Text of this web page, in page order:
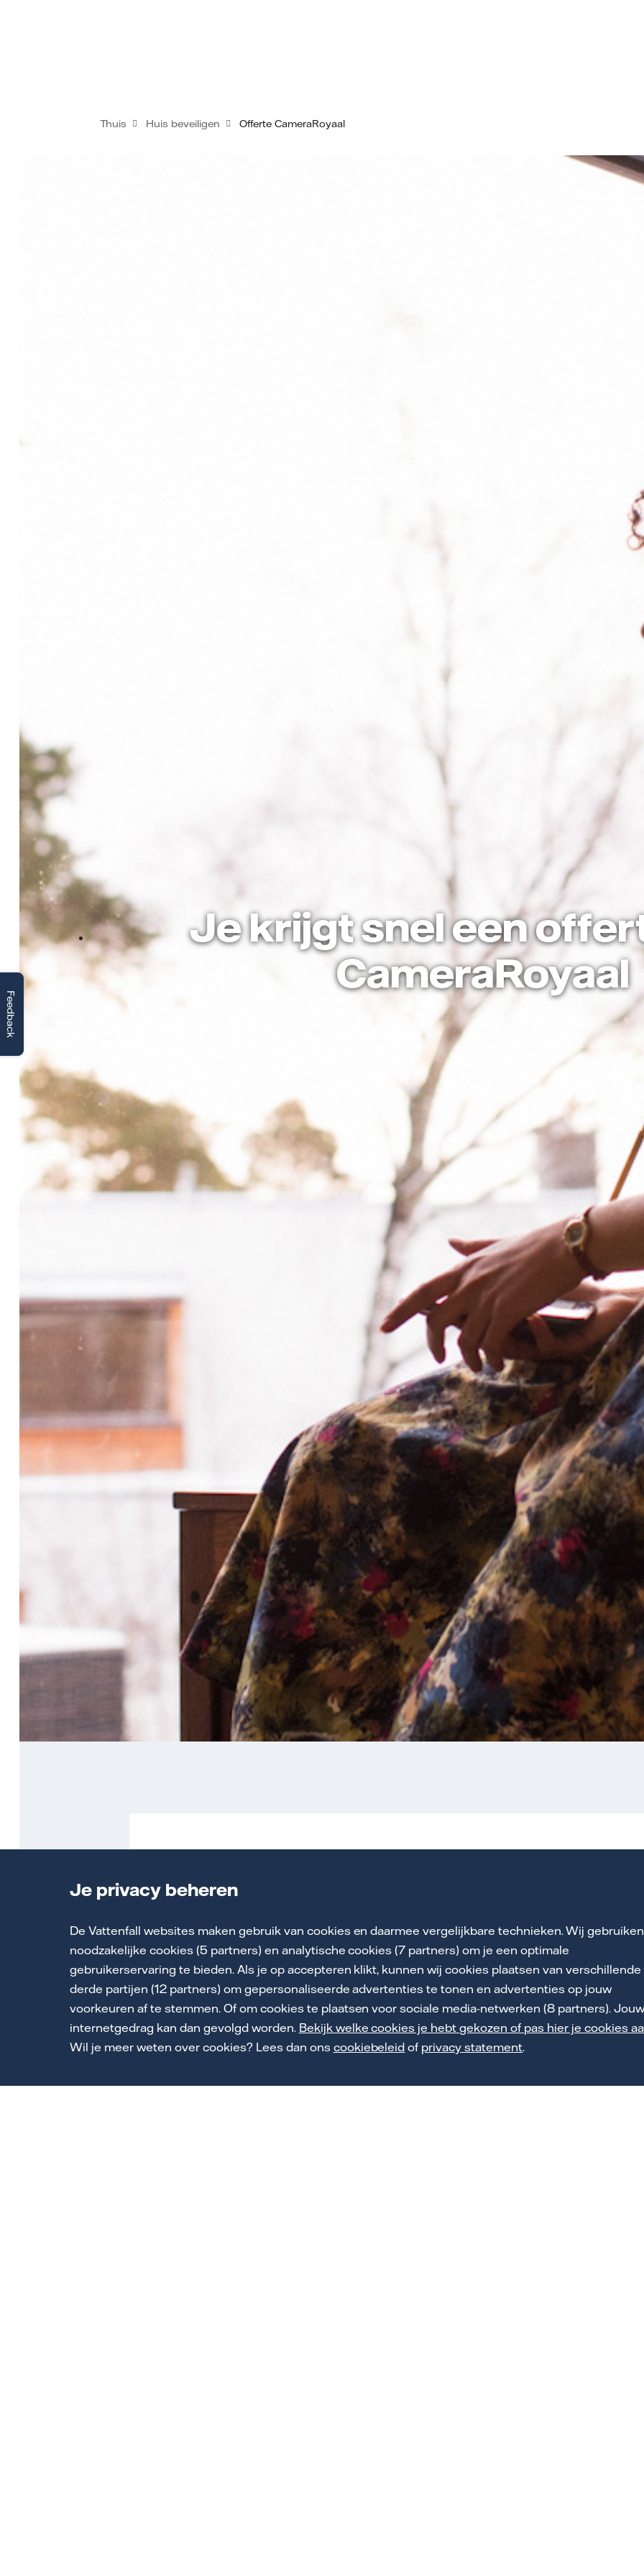
Je privacy beheren
De Vattenfall websites maken gebruik van cookies en daarmee vergelijkbare technieken. Wij gebruiken
noodzakelijke cookies (5 partners) en analytische cookies (7 partners) om je een optimale
gebruikerservaring te bieden. Als je op accepteren klikt, kunnen wij cookies plaatsen van verschillende
derde partijen (12 partners) om gepersonaliseerde advertenties te tonen en advertenties op jouw
voorkeuren af te stemmen. Of om cookies te plaatsen voor sociale media-netwerken (8 partners).
internetgedrag kan dan gevolgd worden. Bekijk welke cookies je hebt gekozen of pas hier je cookies
Wil je meer weten over cookies? Lees dan ons cookiebeleid of privacy statement.
Thuis Huis beveiligen Offerte CameraRoyaal
Je krijgt snel een
CameraRoyaal
We bespreken je wensen
Vul het formulier in en wij nemen binnen één werkdag contact met je op. We nemen
ontvangt snel een offerte op maat. Daarna zorgen wij binnen 14 kalenderdagen voor
Aanhef
Mevrouw
Feedback